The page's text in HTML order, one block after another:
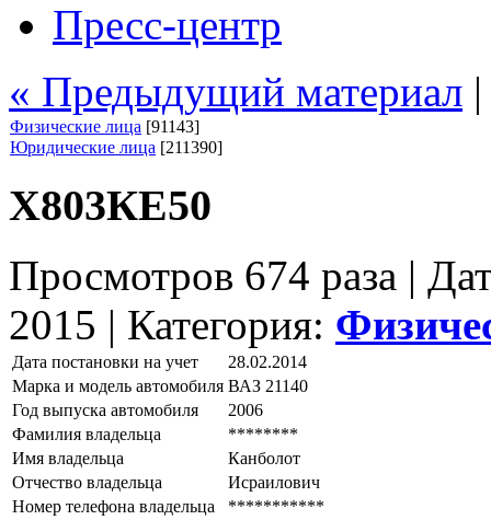
Пресс-центр
« Предыдущий материал
Физические лица [91143]
Юридические лица [211390]
Х803КЕ50
Просмотров 674 раза |
2015 | Категория:
Дата постановки на учет
28.02.2014
Марка и модель автомобиля ВАЗ 21140
Год выпуска автомобиля
2006
Фамилия владельца
********
Имя владельца
Канболот
Отчество владельца
Исраилович
Номер телефона владельца
***********